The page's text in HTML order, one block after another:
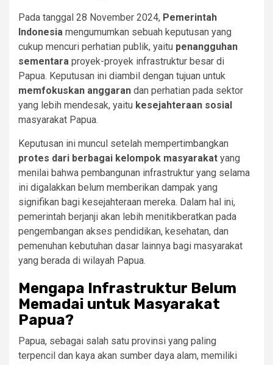
Pada tanggal 28 November 2024, Pemerintah
Indonesia mengumumkan sebuah keputusan yang
cukup mencuri perhatian publik, yaitu penangguhan
sementara proyek-proyek infrastruktur besar di
Papua. Keputusan ini diambil dengan tujuan untuk
memfokuskan anggaran dan perhatian pada sektor
yang lebih mendesak, yaitu kesejahteraan sosial
masyarakat Papua.
Keputusan ini muncul setelah mempertimbangkan
protes dari berbagai kelompok masyarakat yang
menilai bahwa pembangunan infrastruktur yang selama
ini digalakkan belum memberikan dampak yang
signifikan bagi kesejahteraan mereka. Dalam hal ini,
pemerintah berjanji akan lebih menitikberatkan pada
pengembangan akses pendidikan, kesehatan, dan
pemenuhan kebutuhan dasar lainnya bagi masyarakat
yang berada di wilayah Papua.
Mengapa Infrastruktur Belum
Memadai untuk Masyarakat
Papua?
Papua, sebagai salah satu provinsi yang paling
terpencil dan kaya akan sumber daya alam, memiliki